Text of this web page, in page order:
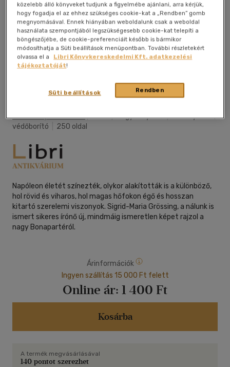
Gabo Könyvkiadó Kft.|2005|magyar nyelvű|keménytábla,
védőborító
250 oldal
Napóleon életét színezték, olykor alakították is a különböző,
hol rövid és viharos, hol magas hőfokon égő és hosszan
kitartó szerelemi viszonyok. Sigrid-Maria Grössing, a nálunk is
ismert sikeres írónő új, mindmáig ismeretlen képet rajzol a
nagy Bonapartéról.
Árinformációk
Ingyen szállítás 15 000 Ft felett
Online ár: 1 400 Ft
Kosárba
A termék megvásárlásával
140 pontot szerezhet
közelebb álló könyveket tudjunk a figyelmébe ajánlani, arra kérjük,
hogy fogadja el az ehhez szükséges cookie-kat a „Rendben” gomb
megnyomásával. Ennek hiányában weboldalunk csak a weboldal
használata szempontjából legszükségesebb cookie-kat telepíti a
böngészőjébe, de cookie-preferenciáit később is bármikor
módosíthatja a Süti beállítások menüpontban. További részletekért
olvassa el a
Libri Könyvkereskedelmi Kft. adatkezelési
tájékoztatóját!
Rendben
Süti beállítások